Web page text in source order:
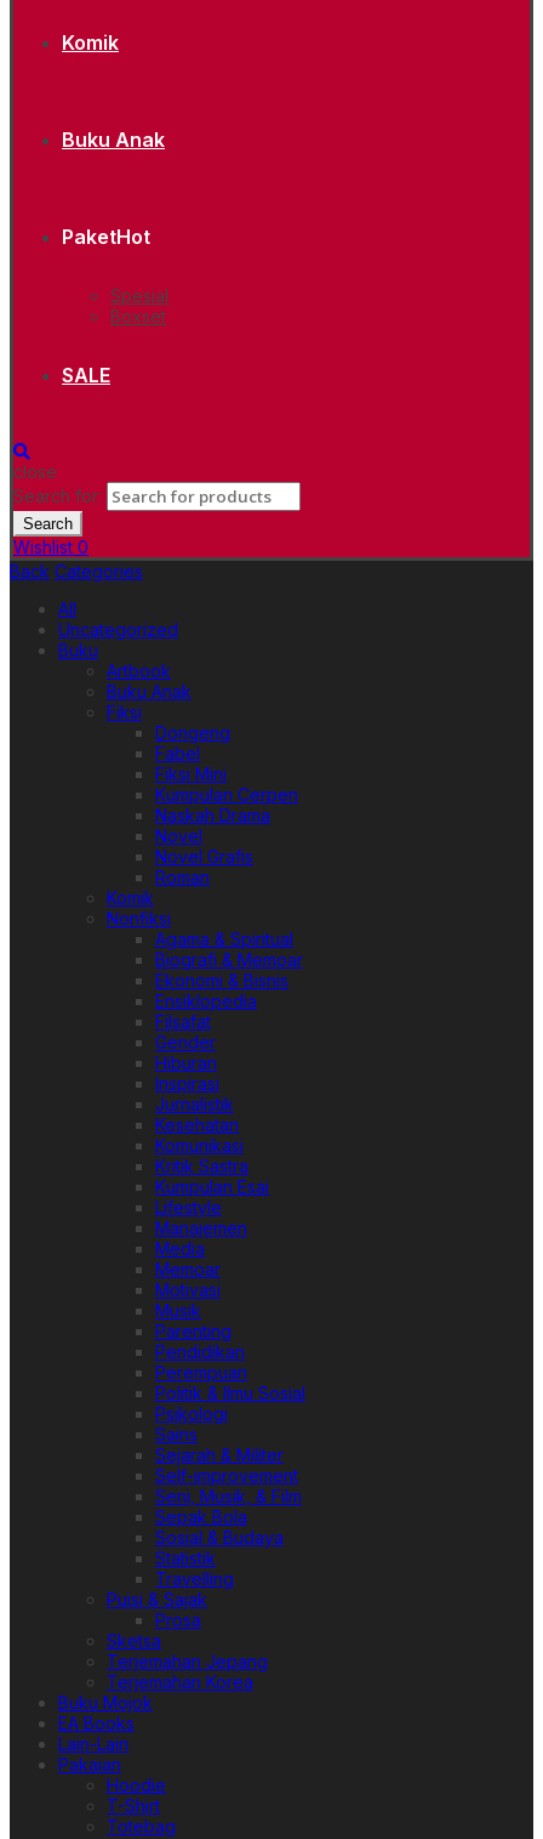
Komik
Buku Anak
PaketHot
Spesial
Boxset
SALE
close
Search for:
Search
Wishlist 0
Back Categories
All
Uncategorized
Buku
Artbook
Buku Anak
Fiksi
Dongeng
Fabel
Fiksi Mini
Kumpulan Cerpen
Naskah Drama
Novel
Novel Grafis
Roman
Komik
Nonfiksi
Agama & Spiritual
Biografi & Memoar
Ekonomi & Bisnis
Ensiklopedia
Filsafat
Gender
Hiburan
Inspirasi
Jurnalistik
Kesehatan
Komunikasi
Kritik Sastra
Kumpulan Esai
Lifestyle
Manajemen
Media
Memoar
Motivasi
Musik
Parenting
Pendidikan
Perempuan
Politik & Ilmu Sosial
Psikologi
Sains
Sejarah & Militer
Self-improvement
Seni, Musik, & Film
Sepak Bola
Sosial & Budaya
Statistik
Travelling
Puisi & Sajak
Prosa
Sketsa
Terjemahan Jepang
Terjemahan Korea
Buku Mojok
EA Books
Lain-Lain
Pakaian
Hoodie
T-Shirt
Totebag